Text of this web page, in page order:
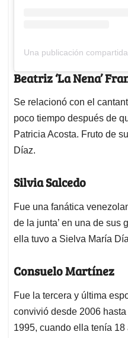
Una publicación
Beatriz ‘La Nena’
Se relacionó con el
poco tiempo después de
Patricia Acosta. Fruto de
Díaz.
Silvia Salcedo
Fue una fanática
de la junta’ en una de sus
ella tuvo a Sielva María
Consuelo Martínez
Fue la tercera y última
convivió desde 2006
1995, cuando ella tenía